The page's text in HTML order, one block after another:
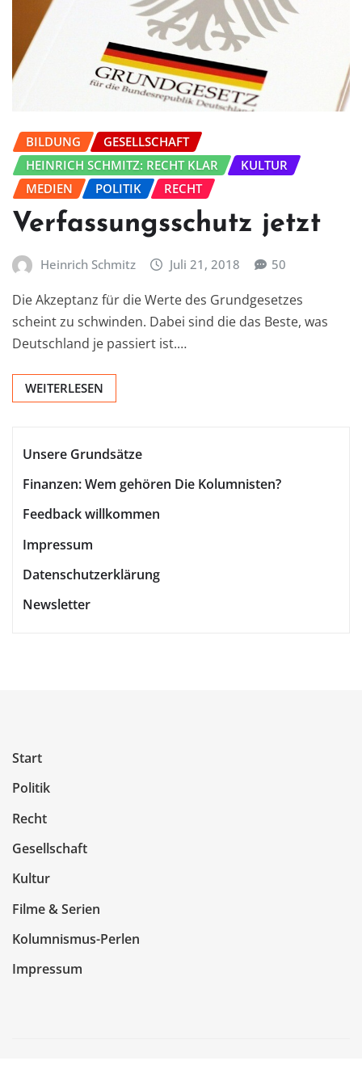
BILDUNG
GESELLSCHAFT
HEINRICH SCHMITZ: RECHT KLAR
KULTUR
MEDIEN
POLITIK RECHT
Verfassungsschutz jetzt
Heinrich Schmitz Juli 21, 2018 50
Die Akzeptanz für die Werte des Grundgesetzes
scheint zu schwinden. Dabei sind die das Beste, was
Deutschland je passiert ist.…
WEITERLESEN
Unsere Grundsätze
Finanzen: Wem gehören Die Kolumnisten?
Feedback willkommen
Impressum
Datenschutzerklärung
Newsletter
Start
Politik
Recht
Gesellschaft
Kultur
Filme & Serien
Kolumnismus-Perlen
Impressum